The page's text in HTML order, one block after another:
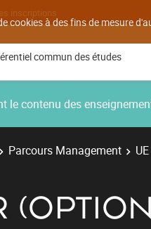
cookies à des fins de mesure
inscriptions
commun des études
contenu des
Parcours Management